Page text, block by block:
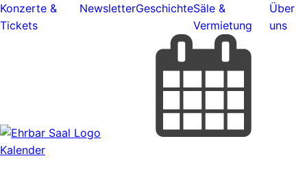
Konzerte &
Tickets
NewsletterGeschichteSäle &
Vermietung
Über
uns
Kalender